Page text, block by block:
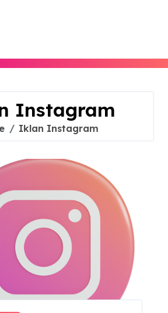
Instagram
Iklan Instagram